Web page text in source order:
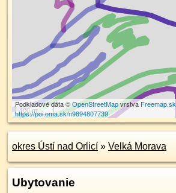
100 m
Podkladové dáta ©OpenStreetMapvrstvaFreemap.sk
https://poi.oma.sk/n9894807739
okres Ústí nad Orlicí » Velká Morava
Ubytovanie